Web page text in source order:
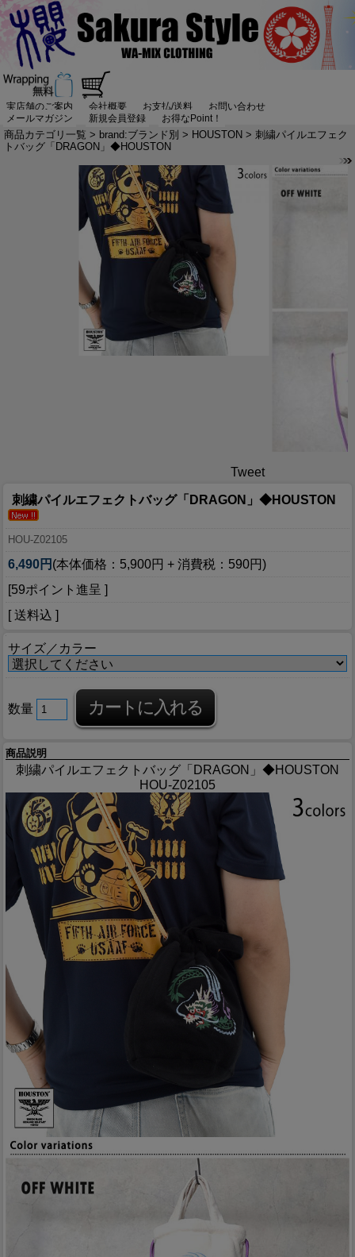
実店舗のご案内 会社概要 お支払/送料
お問い合わせ
メールマガジン
新規会員登録 お得なPoint！
商品カテゴリ一覧 > brand:ブランド別 > HOUSTON > 刺繍パイルエフェク
トバッグ「DRAGON」◆HOUSTON
Tweet
刺繍パイルエフェクトバッグ「DRAGON」◆HOUSTON
HOU-Z02105
6,490円 (本体価格：5,900円 + 消費税：590円)
[59ポイント進呈 ]
[ 送料込 ]
サイズ／カラー
数量
商品説明
刺繍パイルエフェクトバッグ「DRAGON」◆HOUSTON
HOU-Z02105